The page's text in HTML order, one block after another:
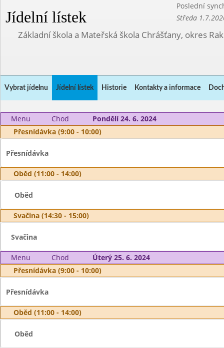
Jídelní lístek
Poslední
Středa
Základní škola a Mateřská škola Chrášťany, okres
Vybrat jídelnu Jídelní lístek Historie Kontakty a informace
Menu Chod
Pondělí 24. 6. 2024
Přesnídávka (9:00 - 10:00)
Přesnídávka
Oběd (11:00 - 14:00)
Oběd
Svačina (14:30 - 15:00)
Svačina
Menu Chod
Úterý 25. 6. 2024
Přesnídávka (9:00 - 10:00)
Přesnídávka
Oběd (11:00 - 14:00)
Oběd